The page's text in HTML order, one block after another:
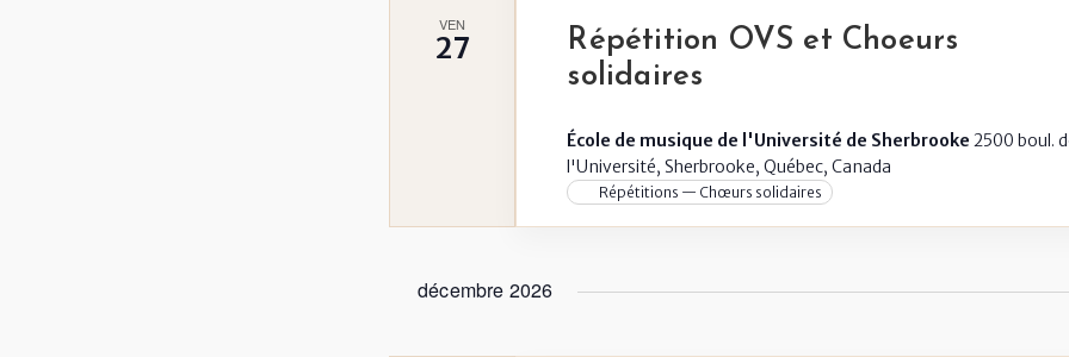
VEN
27
Répétition OVS et Choeurs
solidaires
École de musique de l'Université de Sherbrooke2500 boul.
l'Université, Sherbrooke, Québec, Canada
Répétitions — Chœurs solidaires
décembre 2026